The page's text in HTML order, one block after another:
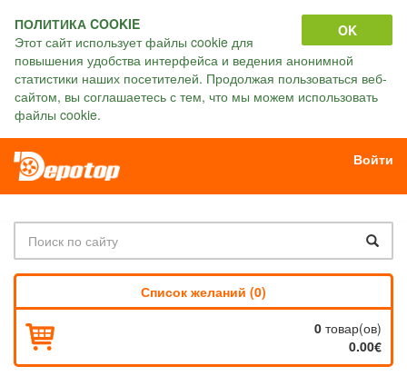
OK
ПОЛИТИКА COOKIE
Этот сайт использует файлы cookie для
повышения удобства интерфейса и ведения анонимной
статистики наших посетителей. Продолжая пользоваться веб-
сайтом, вы соглашаетесь с тем, что мы можем использовать
файлы cookie.
Войти
Список желаний (0)
0 товар(ов)
0.00€